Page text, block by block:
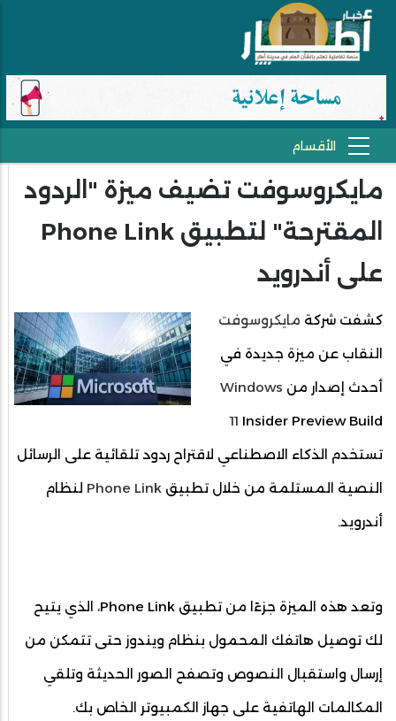
مايكروسوفت تضيف ميزة "الردود
المقترحة" لتطبيق Phone Link
على أندرويد
كشفت شركة مايكروسوفت
النقاب عن ميزة جديدة في
أحدث إصدار من Windows
11 Insider Preview Build
تستخدم الذكاء الاصطناعي لاقتراح ردود تلقائية على الرسائل
النصية المستلمة من خلال تطبيق Phone Link لنظام
أندرويد.
وتعد هذه الميزة جزءًا من تطبيق Phone Link، الذي يتيح
لك توصيل هاتفك المحمول بنظام ويندوز حتى تتمكن من
إرسال واستقبال النصوص وتصفح الصور الحديثة وتلقي
المكالمات الهاتفية على جهاز الكمبيوتر الخاص بك.